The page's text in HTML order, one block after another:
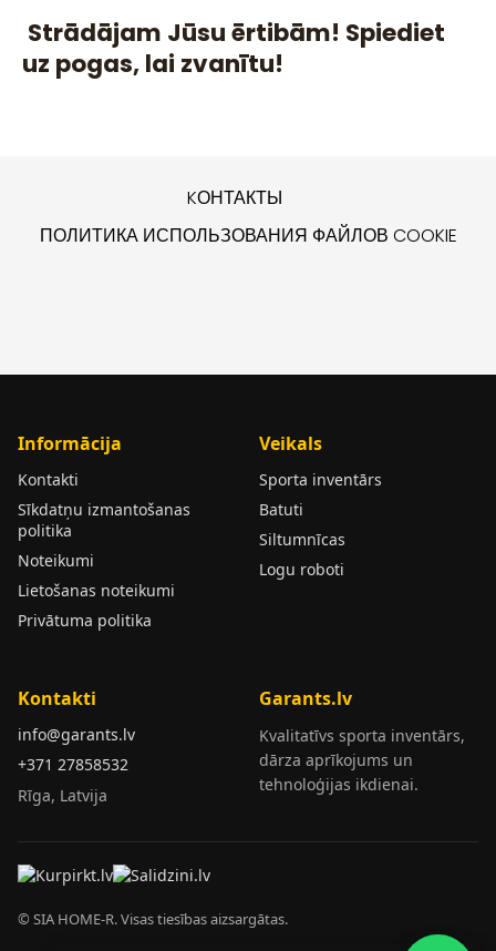
Strādājam Jūsu ērtibām! Spiediet
uz pogas, lai zvanītu!
KОНТАКТЫ
ПОЛИТИКА ИСПОЛЬЗОВАНИЯ ФАЙЛОВ COOKIE
Informācija
Kontakti
Sīkdatņu izmantošanas
politika
Noteikumi
Lietošanas noteikumi
Privātuma politika
Veikals
Sporta inventārs
Batuti
Siltumnīcas
Logu roboti
Kontakti
info@garants.lv
+371 27858532
Rīga, Latvija
Garants.lv
Kvalitatīvs sporta inventārs,
dārza aprīkojums un
tehnoloģijas ikdienai.
© SIA HOME-R. Visas tiesības aizsargātas.